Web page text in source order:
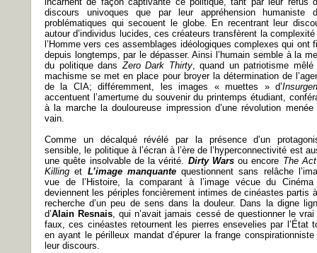
discours univoques que par leur appréhension humaniste
problématiques qui secouent le globe. En recentrant leur
autour d’individus lucides, ces créateurs transfèrent la complexité
l’Homme vers ces assemblages idéologiques complexes qui ont
depuis longtemps, par le dépasser. Ainsi l’humain semble à la
du politique dansZero Dark Thirty, quand un patriotisme mêlé
machisme se met en place pour broyer la détermination de
de la CIA; différemment, les images « muettes » d’
accentuent l’amertume du souvenir du printemps étudiant,
à la marche la douloureuse impression d’une révolution menée
vain.
Comme un décalqué révélé par la présence d’un
sensible, le politique à l’écran à l’ère de l’hyperconnectivité est
une quête insolvable de la vérité. Dirty Wars ou encore The
Killinget L’image manquantequestionnent sans relâche
vue de l’Histoire, la comparant à l’image vécue du
deviennent les périples foncièrement intimes de cinéastes partis
recherche d’un peu de sens dans la douleur. Dans la digne
d’Alain Resnais, qui n’avait jamais cessé de questionner le vrai
faux, ces cinéastes retournent les pierres ensevelies par l’État
en ayant le périlleux mandat d’épurer la frange conspirationniste
leur discours.